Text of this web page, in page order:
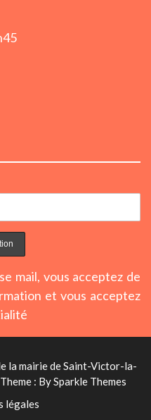
mail, vous acceptez de
et vous acceptez
la mairie de Saint-Victor-la-
: BySparkle Themes
légales